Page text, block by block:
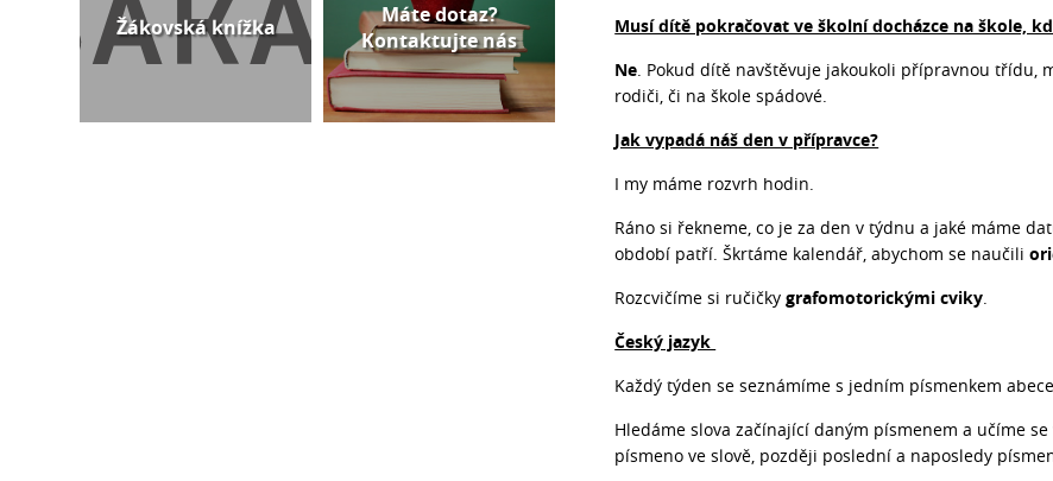
Musí dítě pokračovat ve školní docházce na škole,
Ne. Pokud dítě navštěvuje jakoukoli přípravnou třídu,
rodiči, či na škole spádové.
Jak vypadá náš den v přípravce?
I my máme rozvrh hodin.
Ráno si řekneme, co je za den v týdnu a jaké máme
období patří. Škrtáme kalendář, abychom se naučili
Rozcvičíme si ručičkygrafomotorickými cviky.
Český jazyk
Každý týden se seznámíme s jedním písmenkem
Hledáme slova začínající daným písmenem a učíme
písmeno ve slově, později poslední a naposledy
Žákovská knížka
Máte dotaz?
Kontaktujte nás